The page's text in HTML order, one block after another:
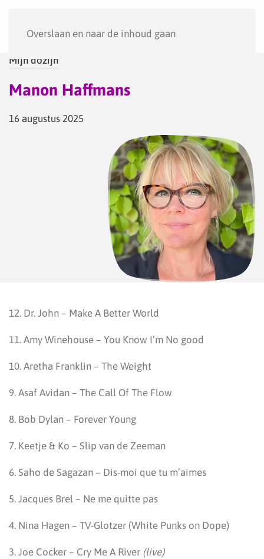
Overslaan en naar de inhoud gaan
Mijn dozijn
Manon Haffmans
16 augustus 2025
12. Dr. John – Make A Better World
11. Amy Winehouse – You Know I’m No good
10. Aretha Franklin – The Weight
9. Asaf Avidan – The Call Of The Flow
8. Bob Dylan – Forever Young
7. Keetje & Ko – Slip van de Zeeman
6. Saho de Sagazan – Dis-moi que tu m’aimes
5. Jacques Brel – Ne me quitte pas
4. Nina Hagen – TV-Glotzer (White Punks on Dope)
3. Joe Cocker – Cry Me A River (live)